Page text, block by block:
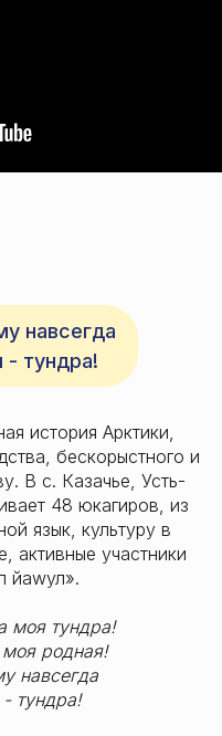
навсегда
тундра!
история Арктики,
бескорыстного и
В с. Казачье, Усть-
48 юкагиров, из
язык, культуру в
активные участники
йаwул».
моя тундра!
родная!
навсегда
тундра!